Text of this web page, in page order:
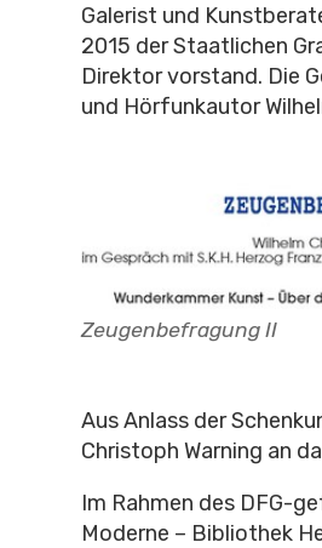
Galerist und
2015 der Staatlichen
Direktor vorstand. Die
und Hörfunkautor
Zeugenbefragung II
Aus Anlass der
Christoph Warning an
Im Rahmen des DFG-
Moderne – Bibliothek